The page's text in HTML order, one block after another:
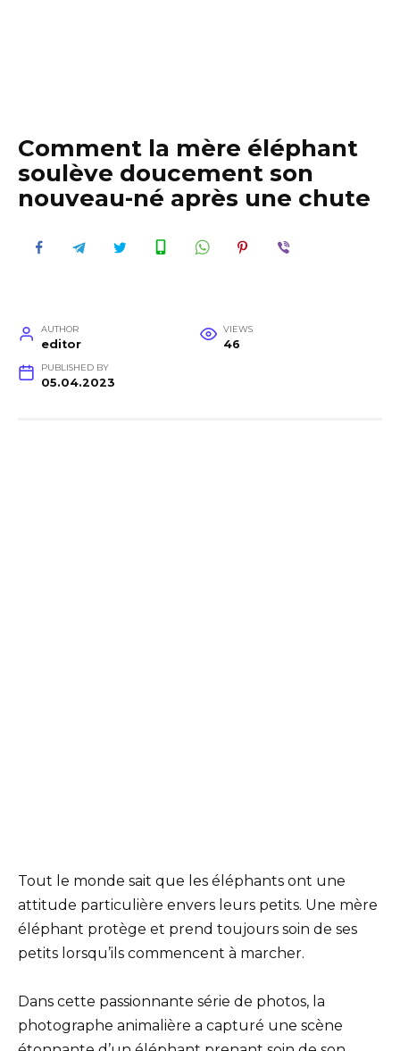
Comment la mère éléphant
soulève doucement son
nouveau-né après une chute
AUTHOR
editor
VIEWS
46
PUBLISHED BY
05.04.2023
Tout le monde sait que les éléphants ont une
attitude particulière envers leurs petits. Une mère
éléphant protège et prend toujours soin de ses
petits lorsqu’ils commencent à marcher.
Dans cette passionnante série de photos, la
photographe animalière a capturé une scène